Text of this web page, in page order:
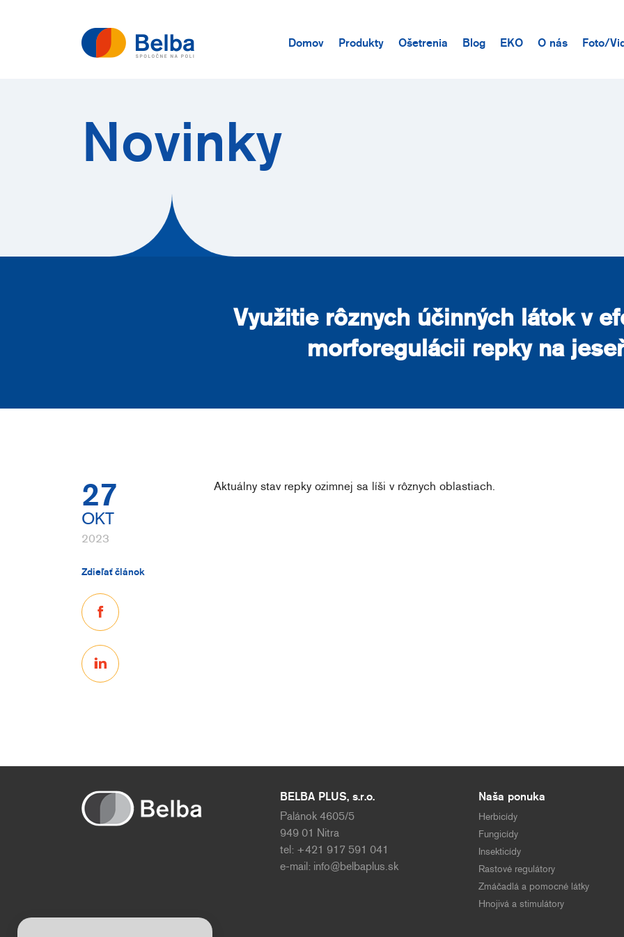
Domov Produkty Ošetrenia Blog EKO O nás Foto/
Novinky
Využitie rôznych účinných látok v
morforegulácii repky na
27
OKT
2023
Zdieľať článok
Aktuálny stav repky ozimnej sa líši v rôznych oblastiach.
BELBA PLUS, s.r.o.
Palánok 4605/5
949 01 Nitra
tel: +421 917 591 041
e-mail: info@belbaplus.sk
Naša ponuka
Herbicídy
Fungicídy
Insekticídy
Rastové regulátory
Zmáčadlá a pomocné látky
Hnojivá a stimulátory